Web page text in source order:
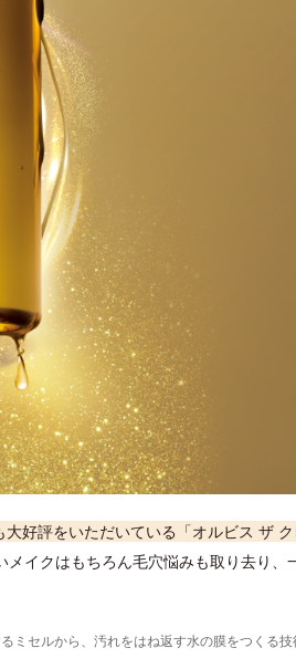
大好評をいただいている「オルビス ザ
メイクはもちろん毛穴悩みも取り去り、
ミセルから、汚れをはね返す水の膜をつくる技